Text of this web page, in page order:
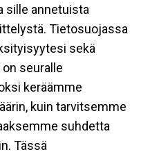
sille annetuista
Tietosuojassa
sekä
seuralle
keräämme
kuin tarvitsemme
suhdetta
Tässä